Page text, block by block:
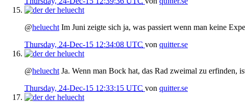
der heluecht
@heluecht Im Juni zeigte sich ja, was passiert wenn man keine
Thursday, 24-Dec-15 12:34:08 UTC von quitter.se
der heluecht
@heluecht Ja. Wenn man Bock hat, das Rad zweimal zu erfinden,
Thursday, 24-Dec-15 12:33:15 UTC von quitter.se
der heluecht